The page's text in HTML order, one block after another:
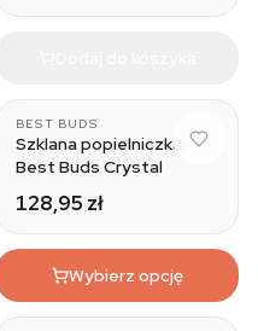
BEST BUDS
Szklana popielniczka
Best Buds Crystal
128,95 zł
Wybierz opcję